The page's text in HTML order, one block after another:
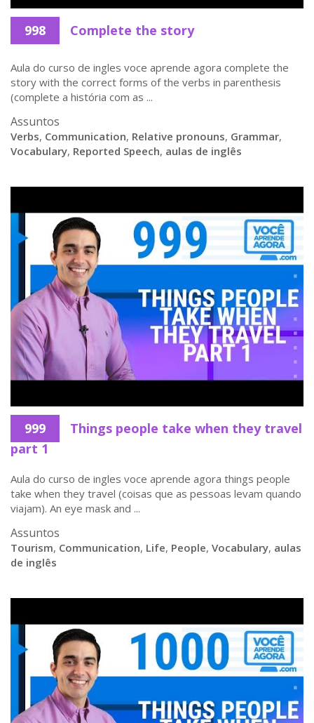
998 Complete the story
Aula do curso de ingles voce aprende agora complete the
story with the correct forms of the verbs in parenthesis
(complete a história com as ...
Assuntos
Verbs, Communication, Relative pronouns, Grammar,
Vocabulary, Reported Speech, aulas de inglês
999
Things people take when they travel
part 1
Aula do curso de ingles voce aprende agora things people
take when they travel (coisas que as pessoas levam quando
viajam). An eye mask and ...
Assuntos
Tourism, Communication, Life, People, Vocabulary, aulas
de inglês